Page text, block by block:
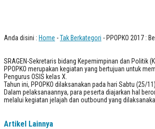
Anda disini : Home -Tak Berkategori - PPOPKO 2017 :
SRAGEN-Sekretaris bidang Kepemimpinan dan Politik
PPOPKO merupakan kegiatan yang bertujuan untuk
Pengurus OSIS kelas X.
Tahun ini, PPOPKO dilaksanakan pada hari Sabtu (25/
Dalam pelaksanaannya, para peserta diajarkan hal
melalui kegiatan jelajah dan outbound yang
Artikel Lainnya